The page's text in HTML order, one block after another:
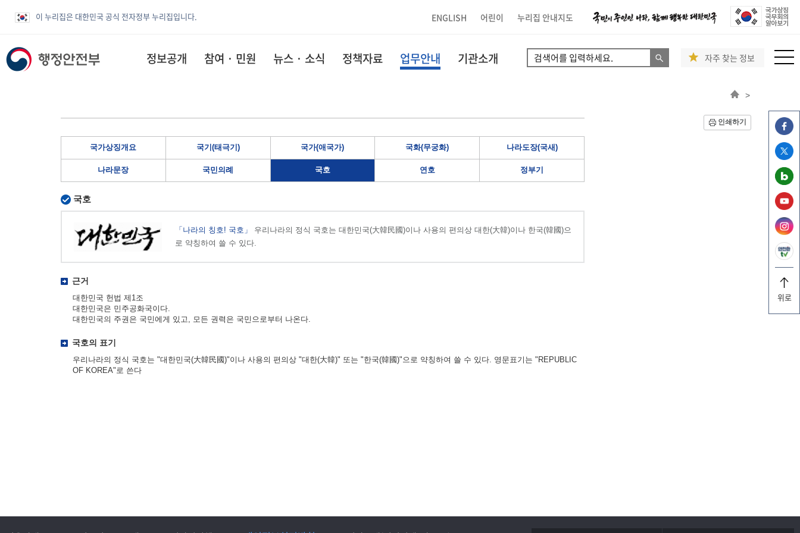
이 누리집은 대한민국 공식 전자정부 누리집입니다. ENGLISH 어린이 누리집 안내지도
위로
정보공개 참여 · 민원 뉴스 · 소식 정책자료 업무안내 기관소개 자주 찾는 정보
>
인쇄하기
국가상징개요 국기(태극기) 국가(애국가) 국화(무궁화) 나라도장(국새)
나라문장 국민의례 국호 연호 정부기
국호
「나라의 칭호! 국호」
우리나라의 정식 국호는 대한민국(大韓民國)이나 사용의 편의상 대한(大韓)이나 한국(韓國)으
로 약칭하여 쓸 수 있다.
근거
대한민국 헌법 제1조
대한민국은 민주공화국이다.
대한민국의 주권은 국민에게 있고, 모든 권력은 국민으로부터 나온다.
국호의 표기
우리나라의 정식 국호는 "대한민국(大韓民國)"이나 사용의 편의상 "대한(大韓)" 또는 "한국(韓國)"으로 약칭하여 쓸 수 있다. 영문표기는 "REPUBLIC
OF KOREA"로 쓴다